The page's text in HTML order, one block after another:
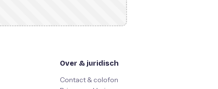
Over & juridisch
Contact & colofon